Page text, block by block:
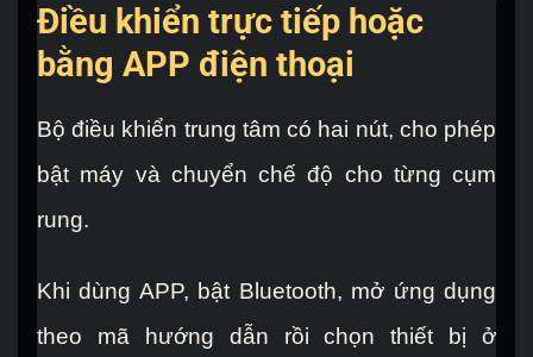
Điều khiển trực tiếp hoặc
bằng APP điện thoại
Bộ điều khiển trung tâm có hai nút, cho phép
bật máy và chuyển chế độ cho từng cụm
rung.
Khi dùng APP, bật Bluetooth, mở ứng dụng
theo mã hướng dẫn rồi chọn thiết bị ở